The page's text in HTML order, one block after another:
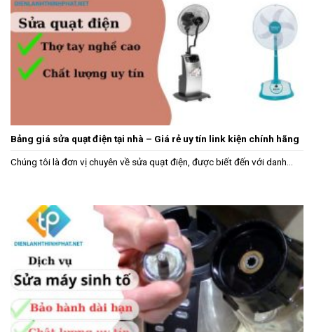
Bảng giá sửa quạt điện tại nhà – Giá rẻ uy tín link kiện chính hãng
Chúng tôi là đơn vị chuyên về sửa quạt điện, được biết đến với danh...